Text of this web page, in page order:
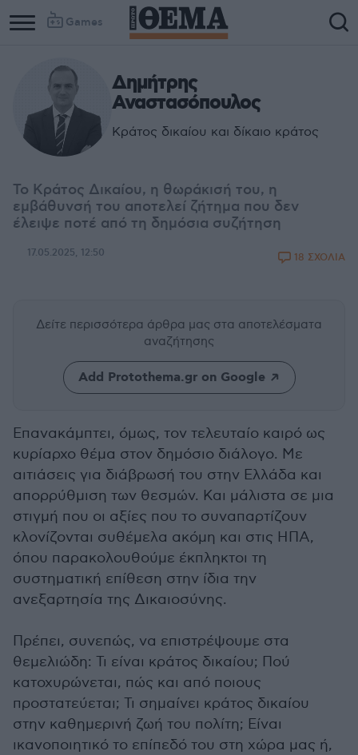
Games
Δημήτρης
Αναστασόπουλος
Κράτος δικαίου και δίκαιο κράτος
Το Κράτος Δικαίου, η θωράκισή του, η
εμβάθυνσή του αποτελεί ζήτημα που δεν
έλειψε ποτέ από τη δημόσια συζήτηση
17.05.2025, 12:50 18 ΣΧΟΛΙΑ
Δείτε περισσότερα άρθρα μας στα αποτελέσματα
αναζήτησης
Add Protothema.gr on Google
Επανακάμπτει, όμως, τον τελευταίο καιρό ως
κυρίαρχο θέμα στον δημόσιο διάλογο. Με
αιτιάσεις για διάβρωσή του στην Ελλάδα και
απορρύθμιση των θεσμών. Και μάλιστα σε μια
στιγμή που οι αξίες που το συναπαρτίζουν
κλονίζονται συθέμελα ακόμη και στις ΗΠΑ,
όπου παρακολουθούμε έκπληκτοι τη
συστηματική επίθεση στην ίδια την
ανεξαρτησία της Δικαιοσύνης.
Πρέπει, συνεπώς, να επιστρέψουμε στα
θεμελιώδη: Τι είναι κράτος δικαίου; Πού
κατοχυρώνεται, πώς και από ποιους
προστατεύεται; Τι σημαίνει κράτος δικαίου
στην καθημερινή ζωή του πολίτη; Είναι
ικανοποιητικό το επίπεδό του στη χώρα μας ή,